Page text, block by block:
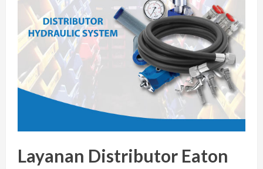
Layanan Distributor Eaton